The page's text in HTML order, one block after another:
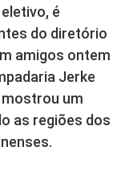
é
do diretório
amigos ontem
Jerke
mostrou um
as regiões dos